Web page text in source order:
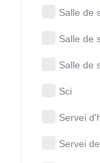
Salle de
Salle de
Salle de
Sci
Servei
Servei